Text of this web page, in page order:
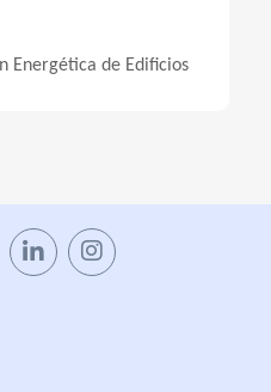
Energética de Edificios